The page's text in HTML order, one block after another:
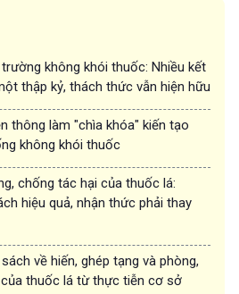
không khói thuốc: Nhiều kết
thập kỷ, thách thức vẫn hiện hữu
thông làm "chìa khóa" kiến tạo
không khói thuốc
chống tác hại của thuốc lá:
hiệu quả, nhận thức phải thay
về hiến, ghép tạng và phòng,
thuốc lá từ thực tiễn cơ sở